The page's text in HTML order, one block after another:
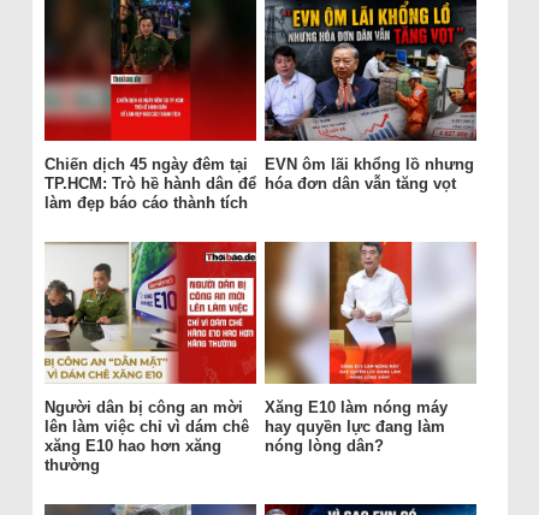
Chiến dịch 45 ngày đêm tại
TP.HCM: Trò hề hành dân để
làm đẹp báo cáo thành tích
EVN ôm lãi khổng lồ nhưng
hóa đơn dân vẫn tăng vọt
Người dân bị công an mời
lên làm việc chỉ vì dám chê
xăng E10 hao hơn xăng
thường
Xăng E10 làm nóng máy
hay quyền lực đang làm
nóng lòng dân?